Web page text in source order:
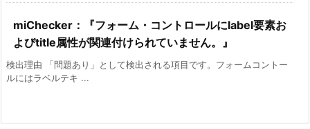
miChecker：『フォーム・コントロールにlabel要素お
よびtitle属性が関連付けられていません。』
検出理由 「問題あり」として検出される項目です。フォームコントー
ルにはラベルテキ ...